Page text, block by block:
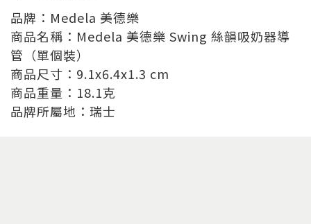
品牌：Medela 美德樂
商品名稱：Medela 美德樂 Swing 絲韻吸奶器導
管（單個裝）
商品尺寸：9.1x6.4x1.3 cm
商品重量：18.1克
品牌所屬地：瑞士